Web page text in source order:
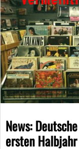
News:
ersten